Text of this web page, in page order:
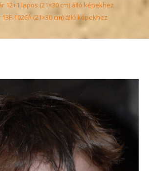
12+1 lapos (21×30 cm) álló képekhez
1026Á (21×30 cm) álló képekhez